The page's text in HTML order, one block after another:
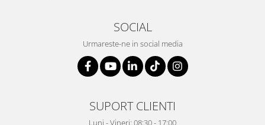
SOCIAL
Urmareste-ne in social media
SUPORT CLIENTI
Luni - Vineri: 08:30 - 17:00